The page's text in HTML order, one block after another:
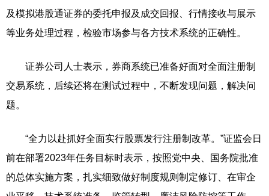
及模拟港股通证券的委托申报及成交回报、行情接收与展示
等业务处理过程，检验市场参与各方技术系统的正确性。
证券公司人士表示，券商系统已准备好面对全面注册制
交易系统，后续还将在测试过程中，不断发现问题，解决问
题。
“全力以赴抓好全面实行股票发行注册制改革。”证监会日
前在部署2023年任务目标时表示，按照党中央、国务院批准
的总体实施方案，扎实细致做好制度规则制定修订、在审企